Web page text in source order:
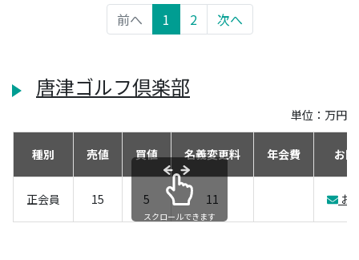
前へ 1 2 次へ
唐津ゴルフ倶楽部
単位：万円
種別 売値 買値 名義変更料 年会費 お
正会員 15 5 11 お
スクロールできます